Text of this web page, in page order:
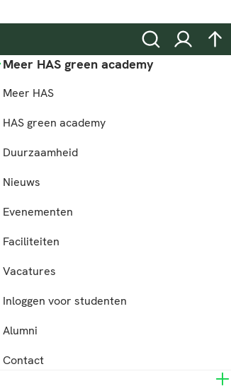
ZoekenInloggen
Meer HAS green academy
Meer HAS
HAS green academy
Duurzaamheid
Nieuws
Evenementen
Faciliteiten
Vacatures
Inloggen voor studenten
Alumni
Contact